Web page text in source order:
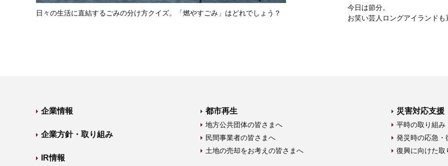
日々の生活に直結するごみの分け方クイズ。「燃やすごみ」はどれでしょう？
今日は節分。
お笑い芸人ロングアイランド
企業情報
企業方針・取り組み
IR情報
都市再生
地方公共団体の皆さまへ
民間事業者の皆さまへ
土地の売却をお考えの皆さまへ
災害対応支援
平時の取り組み
発災時の応急・
復興に向けた取